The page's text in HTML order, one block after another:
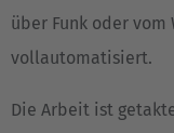
über Funk oder
vollautomatisiert.
Die Arbeit ist